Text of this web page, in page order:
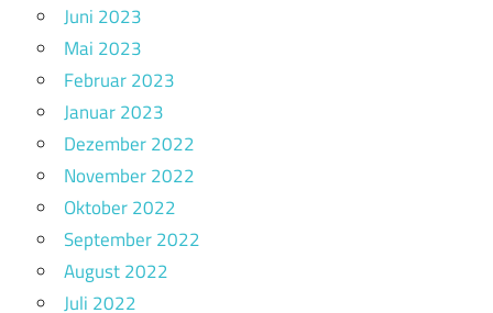
Juni 2023
Mai 2023
Februar 2023
Januar 2023
Dezember 2022
November 2022
Oktober 2022
September 2022
August 2022
Juli 2022